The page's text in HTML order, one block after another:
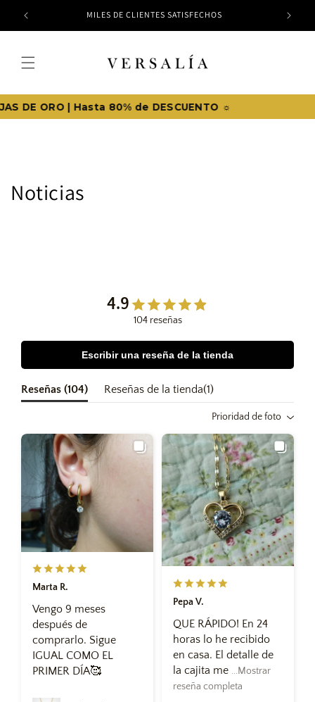
directamente
al contenido
MILES DE CLIENTES SATISFECHOS
☼ Promo limitada AGOSTO ☼
Noticias
4.9
104 reseñas
Escribir una reseña de la tienda
Reseñas (104) Reseñas de la tienda(1)
Prioridad de foto
Marta R.
Vengo 9 meses
después de
comprarlo. Sigue
IGUAL COMO EL
PRIMER DÍA🥰
Pepa V.
QUE RÁPIDO! En 24
horas lo he recibido
en casa. El detalle de
la cajita me ...Mostrar
reseña completa